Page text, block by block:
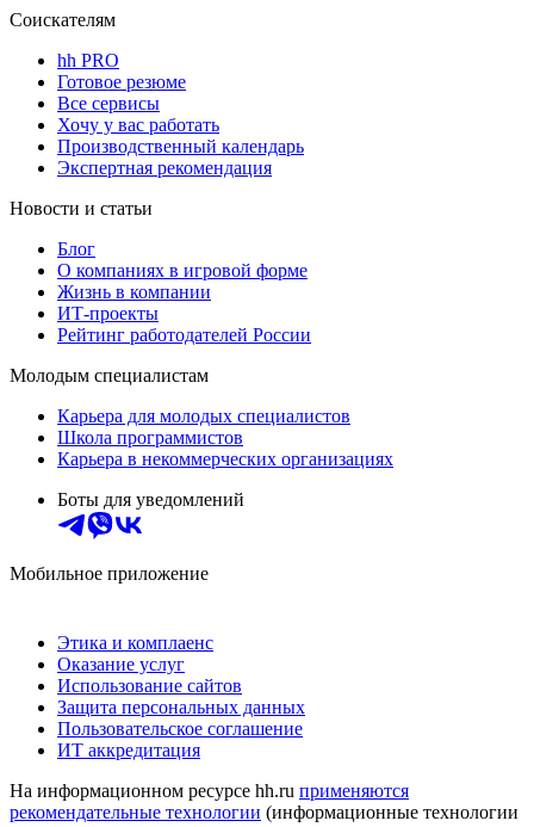
Соискателям
hh PRO
Готовое резюме
Все сервисы
Хочу у вас работать
Производственный календарь
Экспертная рекомендация
Новости и статьи
Блог
О компаниях в игровой форме
Жизнь в компании
ИТ-проекты
Рейтинг работодателей России
Молодым специалистам
Карьера для молодых специалистов
Школа программистов
Карьера в некоммерческих организациях
Боты для уведомлений
Мобильное приложение
Этика и комплаенс
Оказание услуг
Использование сайтов
Защита персональных данных
Пользовательское соглашение
ИТ аккредитация
На информационном ресурсе hh.ru применяются
рекомендательные технологии (информационные технологии